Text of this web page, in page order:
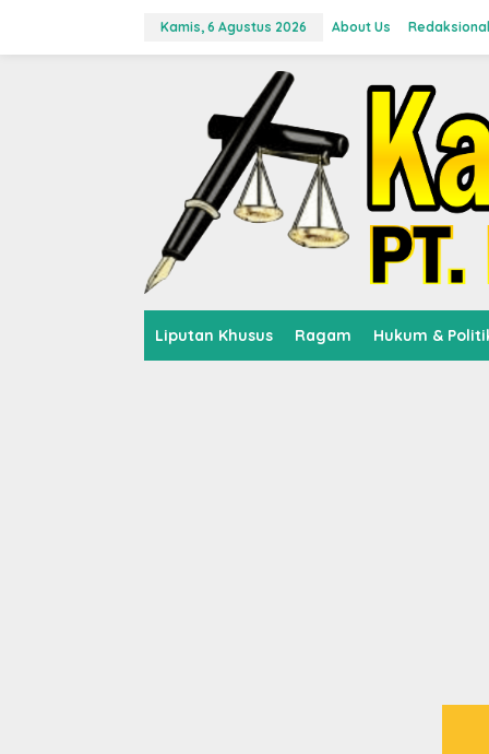
Kamis, 6 Agustus 2026 About Us Redaksional
Liputan Khusus Ragam Hukum &